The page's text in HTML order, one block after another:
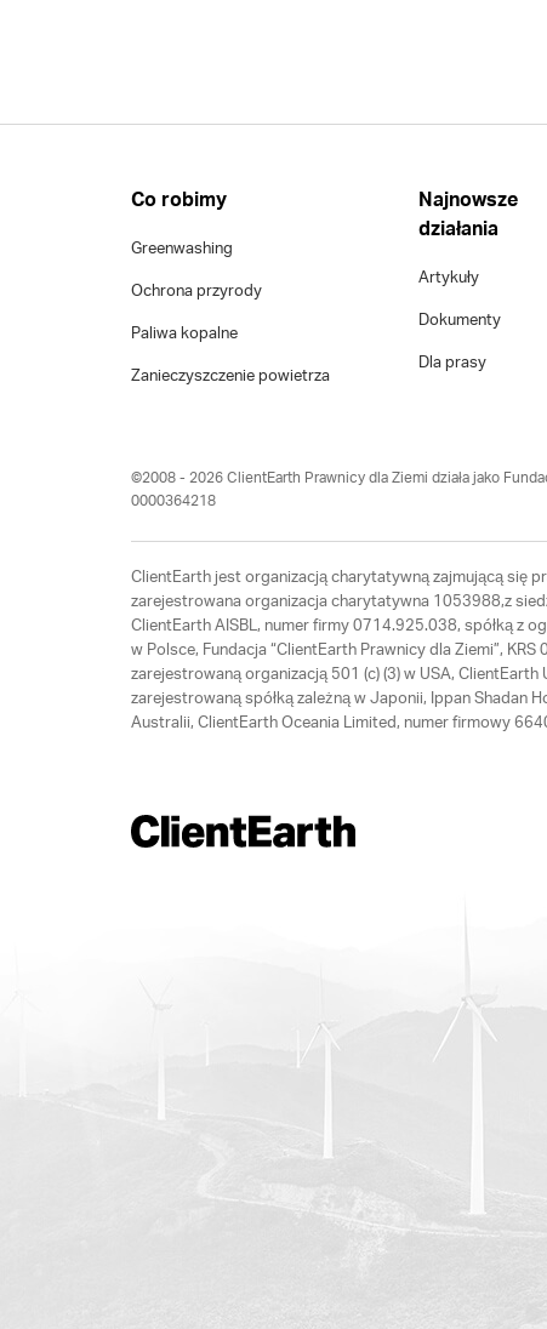
Co robimy
Greenwashing
Ochrona przyrody
Paliwa kopalne
Zanieczyszczenie powietrza
Najnowsze
działania
Artykuły
Dokumenty
Dla prasy
©2008 - 2026 ClientEarth Prawnicy dla Ziemi działa jako
0000364218
ClientEarth jest organizacją charytatywną zajmującą się
zarejestrowana organizacja charytatywna 1053988,z
ClientEarth AISBL, numer firmy 0714.925.038, spółką z
w Polsce, Fundacja “ClientEarth Prawnicy dla Ziemi”,
zarejestrowaną organizacją 501 (c) (3) w USA,
zarejestrowaną spółką zależną w Japonii, Ippan Shadan
Australii, ClientEarth Oceania Limited, numer firmowy